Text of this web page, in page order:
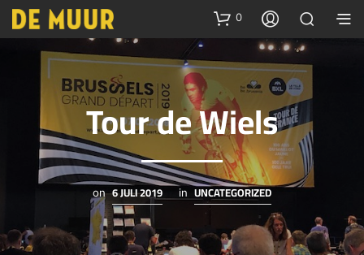
0
Tour de Wiels
on 6 JULI 2019 in UNCATEGORIZED